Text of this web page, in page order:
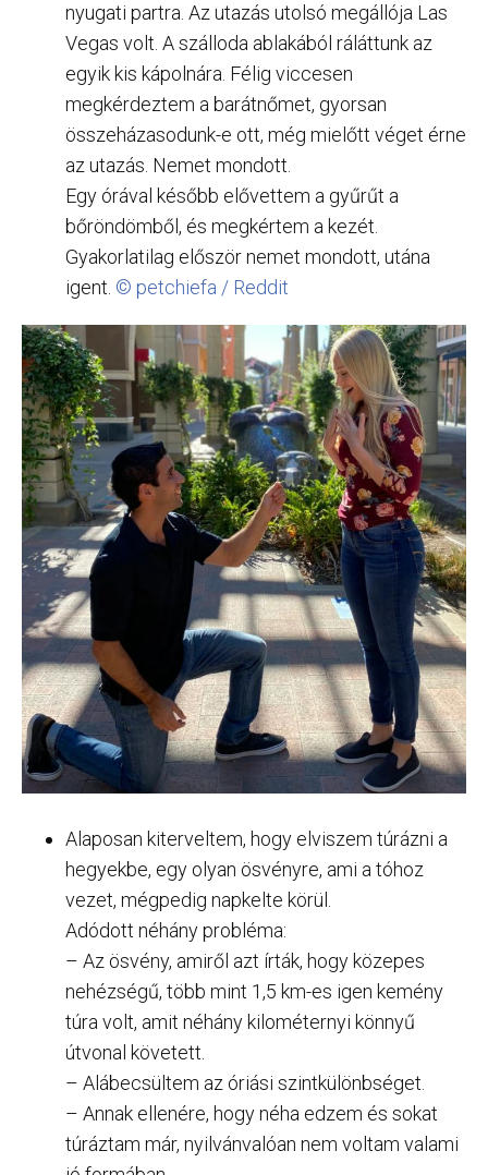
nyugati partra. Az utazás utolsó megállója Las
Vegas volt. A szálloda ablakából ráláttunk az
egyik kis kápolnára. Félig viccesen
megkérdeztem a barátnőmet, gyorsan
összeházasodunk-e ott, még mielőtt véget érne
az utazás. Nemet mondott.
Egy órával később elővettem a gyűrűt a
bőröndömből, és megkértem a kezét.
Gyakorlatilag először nemet mondott, utána
igent. © petchiefa / Reddit
Alaposan kiterveltem, hogy elviszem túrázni a
hegyekbe, egy olyan ösvényre, ami a tóhoz
vezet, mégpedig napkelte körül.
Adódott néhány probléma:
– Az ösvény, amiről azt írták, hogy közepes
nehézségű, több mint 1,5 km-es igen kemény
túra volt, amit néhány kilométernyi könnyű
útvonal követett.
– Alábecsültem az óriási szintkülönbséget.
– Annak ellenére, hogy néha edzem és sokat
túráztam már, nyilvánvalóan nem voltam valami